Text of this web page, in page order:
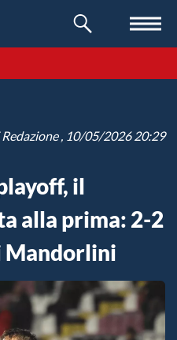
Redazione, 10/05/2026 20:29
il
alla prima: 2-2
Mandorlini